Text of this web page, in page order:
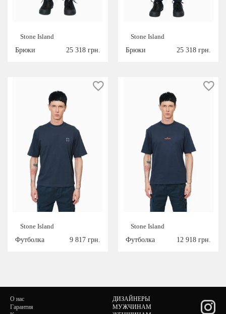
Stone Island
Брюки
25 318 грн.
Stone Island
Брюки
25 318 грн.
Stone Island
Футболка
9 817 грн.
Stone Island
Футболка
12 918 грн.
О нас
Гарантия
ДИЗАЙНЕРЫ
МУЖЧИНАМ